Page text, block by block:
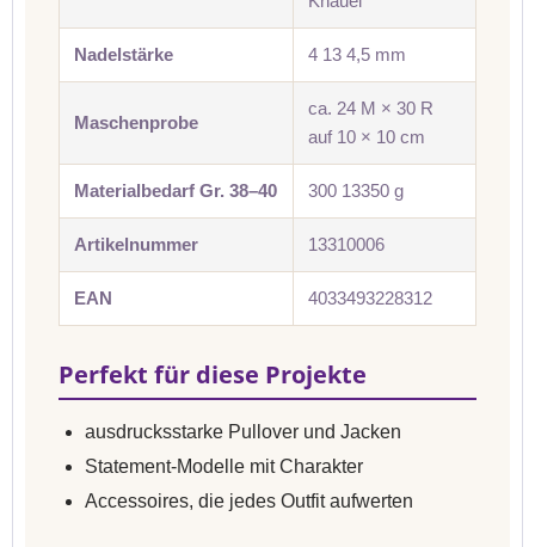
Nadelstärke 4 13 4,5 mm
Maschenprobe
ca. 24 M × 30 R
auf 10 × 10 cm
Materialbedarf Gr. 38–40 300 13350 g
Artikelnummer 13310006
EAN 4033493228312
Perfekt für diese Projekte
ausdrucksstarke Pullover und Jacken
Statement-Modelle mit Charakter
Accessoires, die jedes Outfit aufwerten